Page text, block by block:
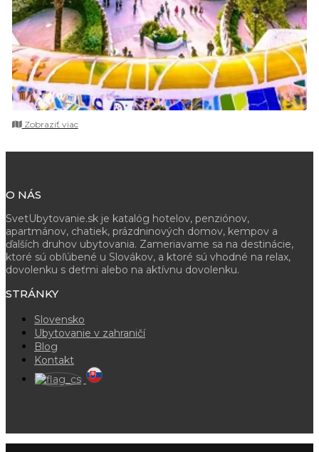
Zobraziť viac
O NÁS
SvetUbytovanie.sk je katalóg hotelov, penziónov,
apartmánov, chatiek, prázdninových domov, kempov a
ďalších druhov ubytovania. Zameriavame sa na destinácie,
ktoré sú obľúbené u Slovákov, a ktoré sú vhodné na relax,
dovolenku s deťmi alebo na aktívnu dovolenku.
STRÁNKY
Slovensko
Ubytovanie v zahraničí
Blog
Kontakt